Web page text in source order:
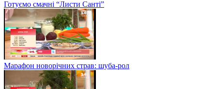
Готуємо смачні “Листи Санті”
Марафон новорічних страв: шуба-рол